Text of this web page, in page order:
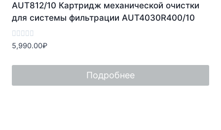
AUT812/10 Картридж механической очистки
для системы фильтрации AUT4030R400/10
Оценка
0
5
5,990.00₽
Подробнее